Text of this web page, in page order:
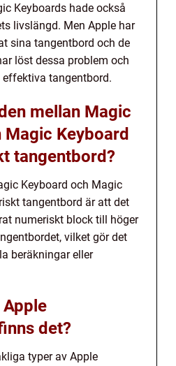
Keyboards hade också
livslängd. Men Apple har
sina tangentbord och de
löst dessa problem och
tangentbord.
mellan Magic
Magic Keyboard
tangentbord?
Keyboard och Magic
tangentbord är att det
numeriskt block till höger
vilket gör det
beräkningar eller
det?
typer av Apple